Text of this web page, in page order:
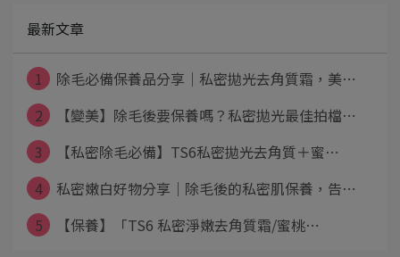
最新文章
1
除毛必備保養品分享｜私密拋光去角質霜，美⋯
2
【變美】除毛後要保養嗎？私密拋光最佳拍檔⋯
3
【私密除毛必備】TS6私密拋光去角質＋蜜⋯
4
私密嫩白好物分享｜除毛後的私密肌保養，告⋯
5
【保養】「TS6 私密淨嫩去角質霜/蜜桃⋯